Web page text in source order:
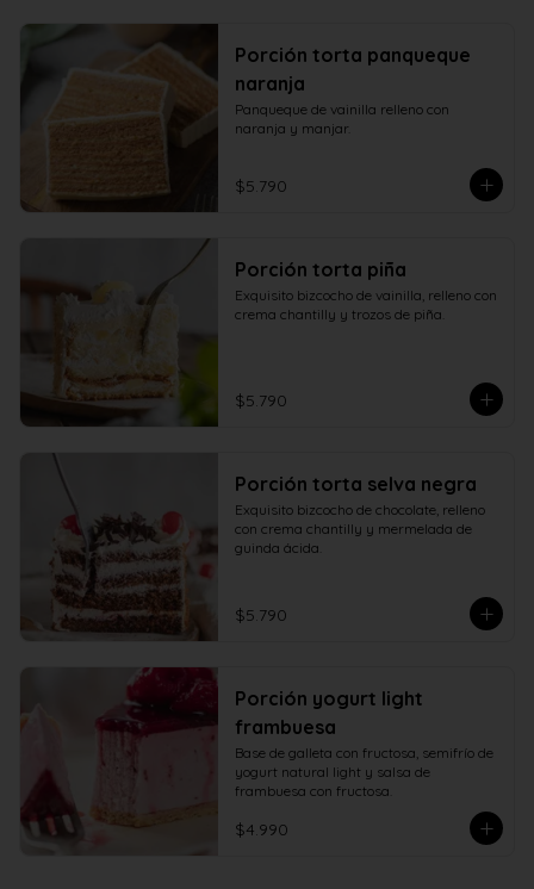
Porción torta panqueque
naranja
Panqueque de vainilla relleno con
naranja y manjar.
$5.790
Porción torta piña
Exquisito bizcocho de vainilla, relleno con
crema chantilly y trozos de piña.
$5.790
Porción torta selva negra
Exquisito bizcocho de chocolate, relleno
con crema chantilly y mermelada de
guinda ácida.
$5.790
Porción yogurt light
frambuesa
Base de galleta con fructosa, semifrío de
yogurt natural light y salsa de
frambuesa con fructosa.
$4.990